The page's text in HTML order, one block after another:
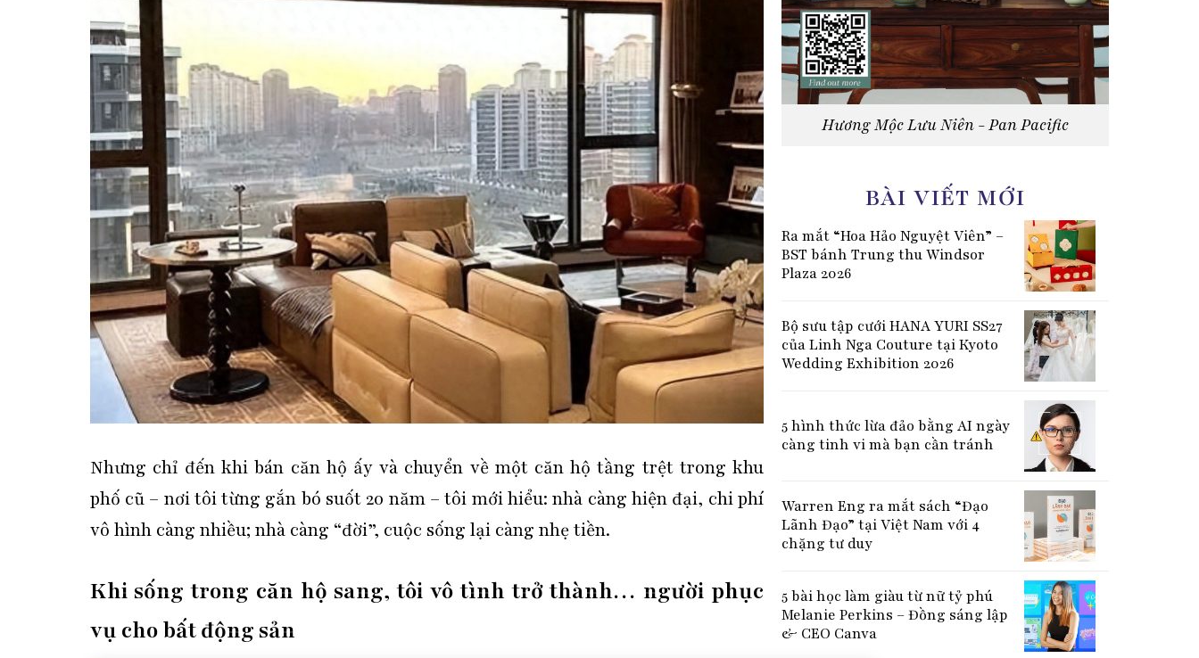
Nhưng chỉ đến khi bán căn hộ ấy và chuyển về một căn hộ tầng trệt trong khu
phố cũ – nơi tôi từng gắn bó suốt 20 năm – tôi mới hiểu:nhà càng hiện đại, chi phí
vô hình càng nhiều; nhà càng “đời”, cuộc sống lại càng nhẹ tiền.
Khi sống trong căn hộ sang, tôi vô tình trở thành… người phục
vụ cho bất động sản
Hương Mộc Lưu Niên - Pan Pacific
BÀI VIẾT MỚI
Ra mắt “Hoa Hảo Nguyệt Viên” –
BST bánh Trung thu Windsor
Plaza 2026
Bộ sưu tập cưới HANA YURI SS27
của Linh Nga Couture tại Kyoto
Wedding Exhibition 2026
5 hình thức lừa đảo bằng AI ngày
càng tinh vi mà bạn cần tránh
Warren Eng ra mắt sách “Đạo
Lãnh Đạo” tại Việt Nam với 4
chặng tư duy
5 bài học làm giàu từ nữ tỷ phú
Melanie Perkins – Đồng sáng lập
& CEO Canva